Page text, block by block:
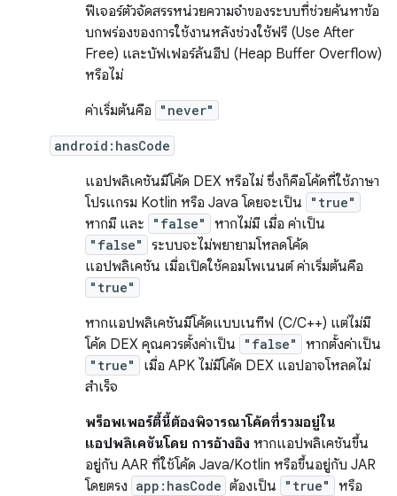
ฟีเจอร์ตัวจัดสรรหน่วยความจำของระบบที่ช่วยค้นหาข้อ
บกพร่องของการใช้งานหลังช่วงใช้ฟรี (Use After
Free) และบัฟเฟอร์ล้นฮีป (Heap Buffer Overflow)
หรือไม่
ค่าเริ่มต้นคือ
"never"
android:hasCode
แอปพลิเคชันมีโค้ด DEX หรือไม่ ซึ่งก็คือโค้ดที่ใช้ภาษา
โปรแกรม Kotlin หรือ Java โดยจะเป็น
"true"
หากมี และ "false" หากไม่มี เมื่อ ค่าเป็น
"false"
ระบบจะไม่พยายามโหลดโค้ด
แอปพลิเคชัน เมื่อเปิดใช้คอมโพเนนต์ ค่าเริ่มต้นคือ
"true"
หากแอปพลิเคชันมีโค้ดแบบเนทีฟ (C/C++) แต่ไม่มี
โค้ด DEX คุณควรตั้งค่าเป็น
"false" หากตั้งค่าเป็น
"true"
เมื่อ APK ไม่มีโค้ด DEX แอปอาจโหลดไม่
สำเร็จ
พร็อพเพอร์ตี้นี้ต้องพิจารณาโค้ดที่รวมอยู่ใน
แอปพลิเคชันโดย การอ้างอิง หากแอปพลิเคชันขึ้น
อยู่กับ AAR ที่ใช้โค้ด Java/Kotlin หรือขึ้นอยู่กับ JAR
โดยตรง app:hasCode ต้องเป็น "true"
หรือ